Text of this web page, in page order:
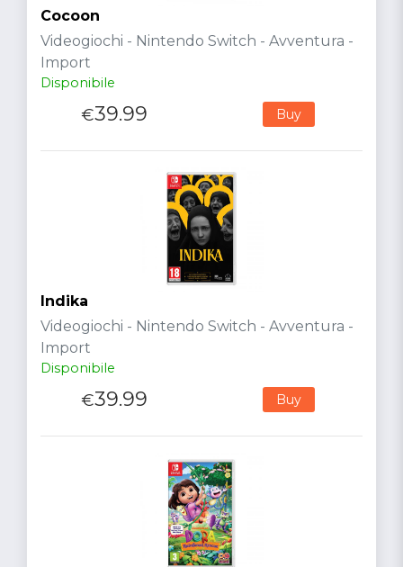
Cocoon
Videogiochi - Nintendo Switch - Avventura -
Import
Disponibile
€39.99 Buy
Indika
Videogiochi - Nintendo Switch - Avventura -
Import
Disponibile
€39.99 Buy